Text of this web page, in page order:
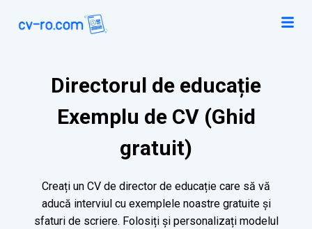
Directorul de educație
Exemplu de CV (Ghid
gratuit)
Creați un CV de director de educație care să vă
aducă interviul cu exemplele noastre gratuite și
sfaturi de scriere. Folosiți și personalizați modelul